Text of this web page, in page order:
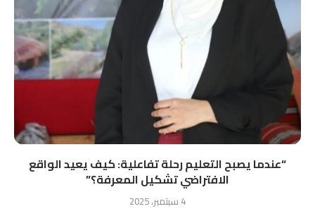
“ﻋﻨﺪﻣﺎ ﻳﺼﺒﺢ اﻟﺘﻌﻠﻴﻢ رﺣﻠﺔ ﺗﻔﺎﻋﻠﻴﺔ: ﻛﻴﻒ ﻳﻌﻴﺪ اﻟﻮاﻗﻊ
اﻻﻓﺘﺮاﺿﻲ ﺗﺸﻜﻴﻞ اﻟﻤﻌﺮﻓﺔ؟”
4 سبتمبر، 2025